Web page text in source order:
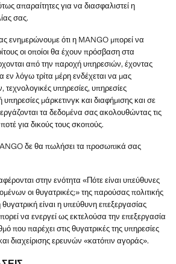
απαραίτητες για να διασφαλιστεί η
σας.
ενημερώνουμε ότι η MANGO μπορεί να
οι οποίοι θα έχουν πρόσβαση στα
από την παροχή υπηρεσιών, έχοντας
εν λόγω τρίτα μέρη ενδέχεται να μας
υπηρεσίες, υπηρεσίες
μάρκετινγκ και διαφήμισης και σε
τα δεδομένα σας ακολουθώντας τις
για δικούς τους σκοπούς.
δε θα πωλήσει τα προσωπικά σας
στην ενότητα «Πότε είναι υπεύθυνες
οι θυγατρικές;» της παρούσας πολιτικής
είναι η υπεύθυνη επεξεργασίας
να ενεργεί ως εκτελούσα την επεξεργασία
που παρέχει στις θυγατρικές της υπηρεσίες
διαχείρισης ερευνών «κατόπιν αγοράς».